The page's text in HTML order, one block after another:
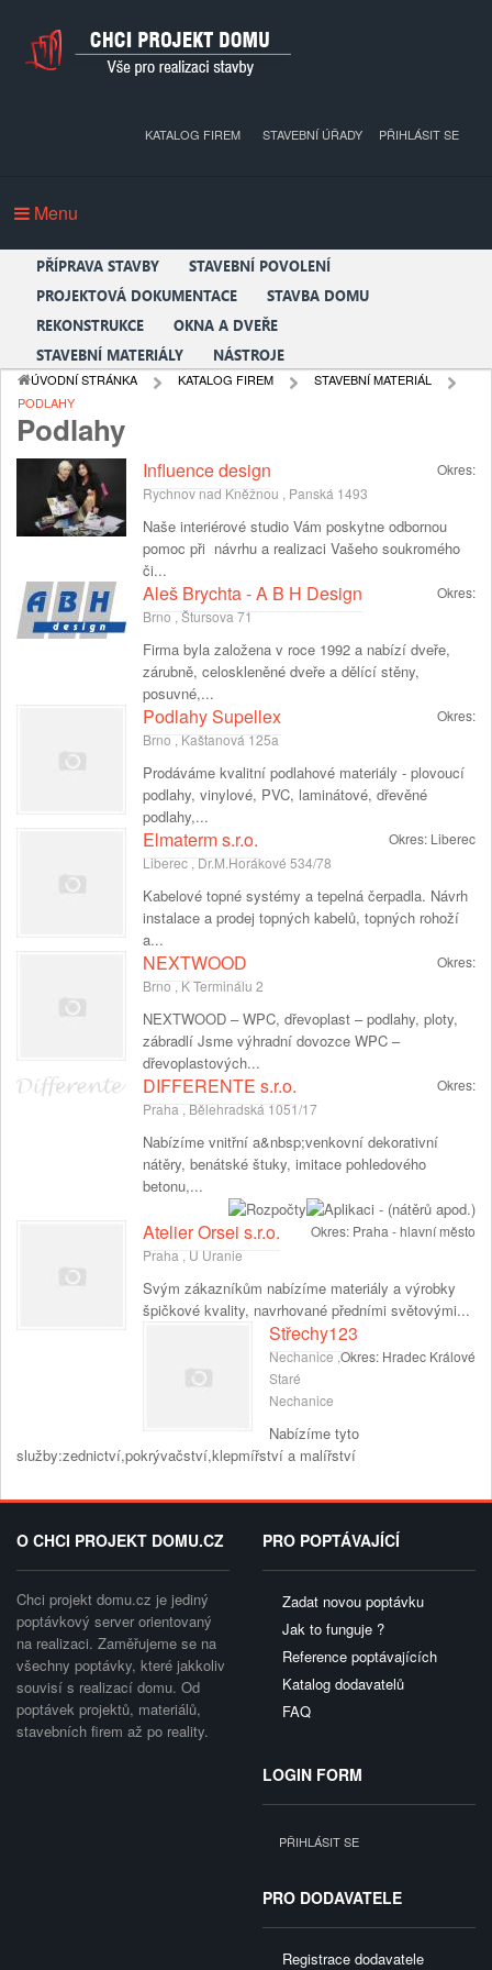
PŘIHLÁSIT SE
KATALOG FIREM STAVEBNÍ ÚŘADY
Menu
PŘÍPRAVA STAVBY
STAVEBNÍ POVOLENÍ
PROJEKTOVÁ DOKUMENTACE
STAVBA DOMU
REKONSTRUKCE
OKNA A DVEŘE
STAVEBNÍ MATERIÁLY
NÁSTROJE
ÚVODNÍ STRÁNKA KATALOG FIREM
STAVEBNÍ MATERIÁL
PODLAHY
Podlahy
Influence design
Okres:
Rychnov nad Kněžnou , Panská 1493
Naše interiérové studio Vám poskytne odbornou
pomoc při návrhu a realizaci Vašeho soukromého
či...
Aleš Brychta - A B H Design
Okres:
Brno , Štursova 71
Firma byla založena v roce 1992 a nabízí dveře,
zárubně, celoskleněné dveře a dělící stěny,
posuvné,...
Podlahy Supellex
Okres:
Brno , Kaštanová 125a
Prodáváme kvalitní podlahové materiály - plovoucí
podlahy, vinylové, PVC, laminátové, dřevěné
podlahy,...
Elmaterm s.r.o. Okres: Liberec
Liberec , Dr.M.Horákové 534/78
Kabelové topné systémy a tepelná čerpadla. Návrh
instalace a prodej topných kabelů, topných rohoží
a...
NEXTWOOD
Okres:
Brno , K Terminálu 2
NEXTWOOD – WPC, dřevoplast – podlahy, ploty,
zábradlí Jsme výhradní dovozce WPC –
dřevoplastových...
DIFFERENTE s.r.o.
Okres:
Praha , Bělehradská 1051/17
Nabízíme vnitřní a&nbsp;venkovní dekorativní
nátěry, benátské štuky, imitace pohledového
betonu,...
Atelier Orsei s.r.o. Okres: Praha - hlavní město
Praha , U Uranie
Svým zákazníkům nabízíme materiály a výrobky
špičkové kvality, navrhované předními světovými...
Střechy123
Okres: Hradec Králové
Nechanice ,
Staré
Nechanice
Nabízíme tyto
služby:zednictví,pokrývačství,klepmířství a malířství
O CHCI PROJEKT DOMU.CZ
Chci projekt domu.cz je jediný
poptávkový server orientovaný
na realizaci. Zaměřujeme se na
všechny poptávky, které jakkoliv
souvisí s realizací domu. Od
poptávek projektů, materiálů,
stavebních firem až po reality.
PRO POPTÁVAJÍCÍ
Zadat novou poptávku
Jak to funguje ?
Reference poptávajících
Katalog dodavatelů
FAQ
LOGIN FORM
PŘIHLÁSIT SE
PRO DODAVATELE
Registrace dodavatele